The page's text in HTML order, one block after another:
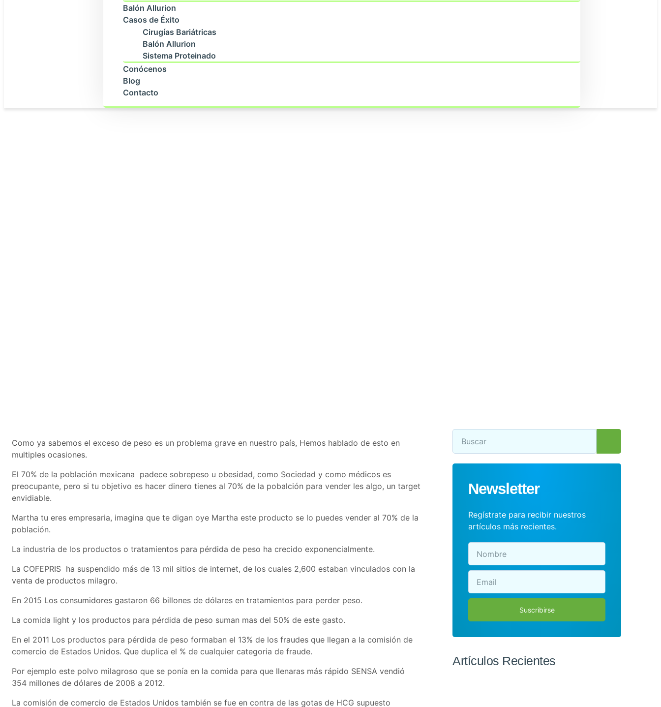
Balón Allurion
Casos de Éxito
Cirugías Bariátricas
Balón Allurion
Sistema Proteinado
Conócenos
Blog
Contacto
Como ya sabemos el exceso de peso es un problema grave en nuestro país, Hemos hablado de esto en
multiples ocasiones.
El 70% de la población mexicana padece sobrepeso u obesidad, como Sociedad y como médicos es
preocupante, pero si tu objetivo es hacer dinero tienes al 70% de la pobalción para vender les algo, un target
envidiable.
Martha tu eres empresaria, imagina que te digan oye Martha este producto se lo puedes vender al 70% de la
población.
La industria de los productos o tratamientos para pérdida de peso ha crecido exponencialmente.
La COFEPRIS ha suspendido más de 13 mil sitios de internet, de los cuales 2,600 estaban vinculados con la
venta de productos milagro.
En 2015 Los consumidores gastaron 66 billones de dólares en tratamientos para perder peso.
La comida light y los productos para pérdida de peso suman mas del 50% de este gasto.
En el 2011 Los productos para pérdida de peso formaban el 13% de los fraudes que llegan a la comisión de
comercio de Estados Unidos. Que duplica el % de cualquier categoria de fraude.
Por ejemplo este polvo milagroso que se ponía en la comida para que llenaras más rápido SENSA vendió
354 millones de dólares de 2008 a 2012.
La comisión de comercio de Estados Unidos también se fue en contra de las gotas de HCG supuesto
Newsletter
Regístrate para recibir nuestros
artículos más recientes.
Suscribirse
Artículos Recientes